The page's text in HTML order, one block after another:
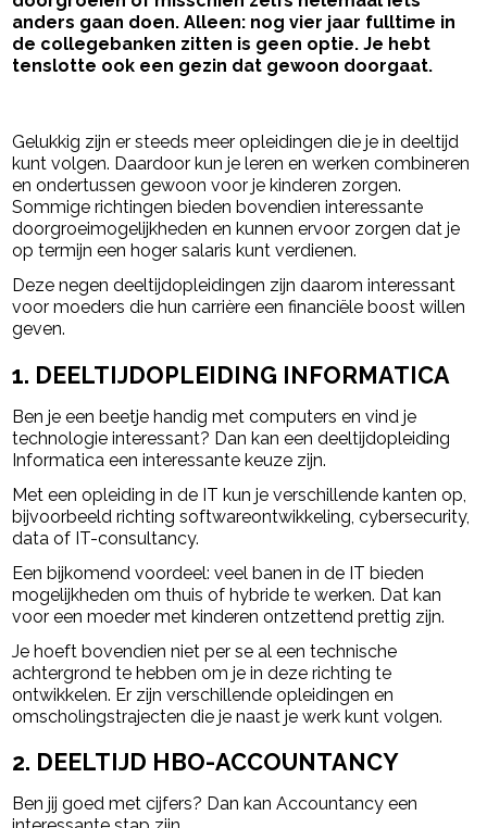
anders gaan doen. Alleen: nog vier jaar fulltime in
de collegebanken zitten is geen optie. Je hebt
tenslotte ook een gezin dat gewoon doorgaat.
Gelukkig zijn er steeds meer opleidingen die je in deeltijd
kunt volgen. Daardoor kun je leren en werken combineren
en ondertussen gewoon voor je kinderen zorgen.
Sommige richtingen bieden bovendien interessante
doorgroeimogelijkheden en kunnen ervoor zorgen dat je
op termijn een hoger salaris kunt verdienen.
Deze negen deeltijdopleidingen zijn daarom interessant
voor moeders die hun carrière een financiële boost willen
geven.
1. DEELTIJDOPLEIDING INFORMATICA
Ben je een beetje handig met computers en vind je
technologie interessant? Dan kan een deeltijdopleiding
Informatica een interessante keuze zijn.
Met een opleiding in de IT kun je verschillende kanten op,
bijvoorbeeld richting softwareontwikkeling, cybersecurity,
data of IT-consultancy.
Een bijkomend voordeel: veel banen in de IT bieden
mogelijkheden om thuis of hybride te werken. Dat kan
voor een moeder met kinderen ontzettend prettig zijn.
Je hoeft bovendien niet per se al een technische
achtergrond te hebben om je in deze richting te
ontwikkelen. Er zijn verschillende opleidingen en
omscholingstrajecten die je naast je werk kunt volgen.
2. DEELTIJD HBO-ACCOUNTANCY
Ben jij goed met cijfers? Dan kan Accountancy een